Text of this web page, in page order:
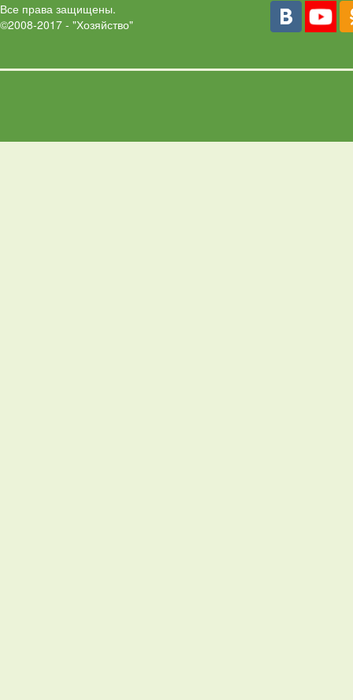
Все права защищены.
©2008-2017 - "Хозяйство"